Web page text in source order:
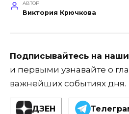
АВТОР
Виктория Крючкова
Подписывайтесь на
и первыми узнавайте о
важнейших событиях дня.
ДЗЕН